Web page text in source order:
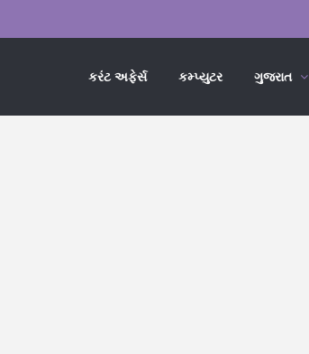
કરંટ અફેર્સ કમ્પ્યુટર ગુજરાત